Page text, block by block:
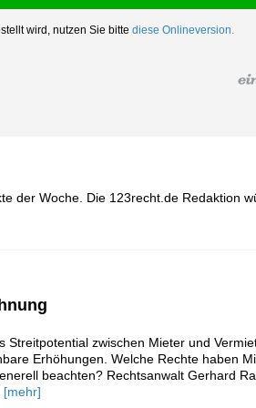
wird, nutzen Sie bitte diese Onlineversion.
der Woche. Die 123recht.de Redaktion
zwischen Mieter und
Erhöhungen. Welche Rechte haben
beachten? Rechtsanwalt Gerhard
[mehr]